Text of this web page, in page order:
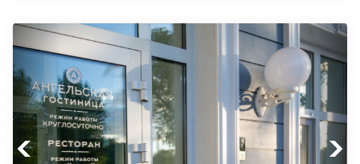
Previous Next